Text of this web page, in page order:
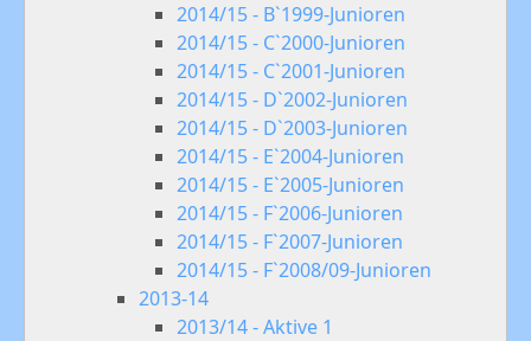
2014/15 - B`1999-Junioren
2014/15 - C`2000-Junioren
2014/15 - C`2001-Junioren
2014/15 - D`2002-Junioren
2014/15 - D`2003-Junioren
2014/15 - E`2004-Junioren
2014/15 - E`2005-Junioren
2014/15 - F`2006-Junioren
2014/15 - F`2007-Junioren
2014/15 - F`2008/09-Junioren
2013-14
2013/14 - Aktive 1